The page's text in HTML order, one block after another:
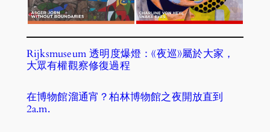
Rijksmuseum 透明度爆燈：《夜巡》屬於大家，
大眾有權觀察修復過程
在博物館溜通宵？柏林博物館之夜開放直到
2a.m.